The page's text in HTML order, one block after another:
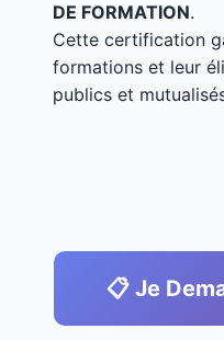
DE FORMATION.
Cette certification
formations et leur
publics et
📋 Je